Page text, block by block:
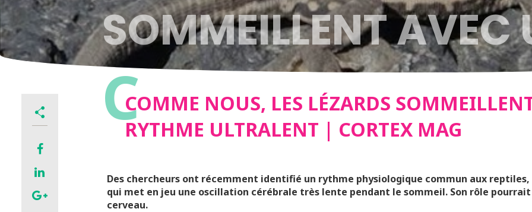
SOMMEILLENT AVEC
RYTHME ULTRALENT |
CORTEX MAG
CCOMME NOUS, LES LÉZARDS
RYTHME ULTRALENT | CORTEX MAG
Des chercheurs ont récemment identifié un rythme physiologique commun aux
qui met en jeu une oscillation cérébrale très lente pendant le sommeil. Son rôle
cerveau.